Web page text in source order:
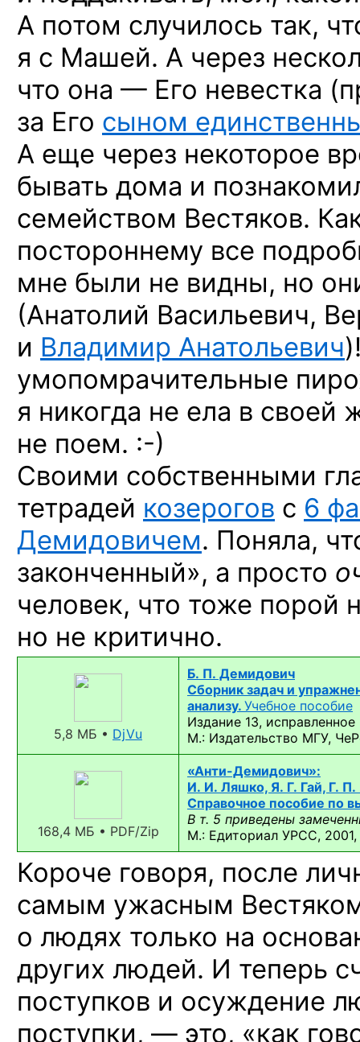
А потом случилось так,
я с Машей. А через
что она — Его невестка
за Его сыном
А еще через некоторое
бывать дома и
семейством Вестяков.
постороннему все
мне были не видны, но
(Анатолий Васильевич,
и Владимир Анатольевич
умопомрачительные
я никогда не ела в
не поем. :-)
Своими собственными
тетрадей козерогов с 6
Демидовичем. Поняла,
законченный», а просто
человек, что тоже порой
но не критично.
5,8 МБ • DjVu
Б. П. Демидович
Сборник задач и
анализу. Учебное пособие
Издание 13, исправленное
М.: Издательство МГУ,
168,4 МБ • PDF/Zip
«Анти-Демидович»:
И. И. Ляшко, Я. Г. Гай, Г. П.
Справочное пособие по
В т. 5 приведены
М.: Едиториал УРСС,
Короче говоря, после
самым ужасным
о людях только на
других людей. И теперь
поступков и осуждение
поступки, — это, «как